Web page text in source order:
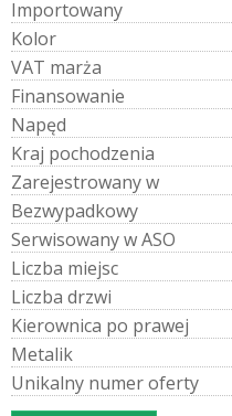
Importowany
Kolor
VAT marża
Finansowanie
Napęd
Kraj pochodzenia
Zarejestrowanyw
Bezwypadkowy
SerwisowanywASO
Liczba miejsc
Liczba drzwi
Kierownica po prawej
Metalik
Unikalny numeroferty